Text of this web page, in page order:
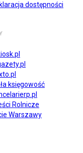
dostępności
księgowość
Rolnicze
Warszawy